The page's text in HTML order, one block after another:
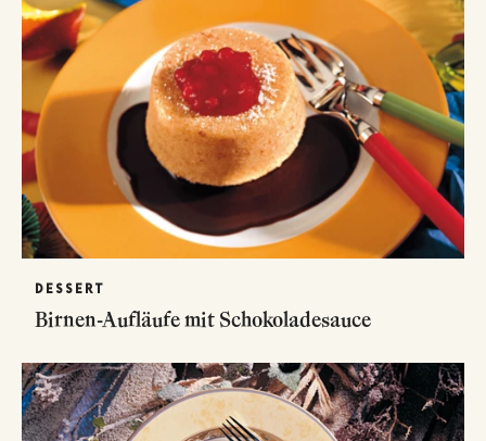
DESSERT
Birnen-Aufläufe mit Schokoladesauce